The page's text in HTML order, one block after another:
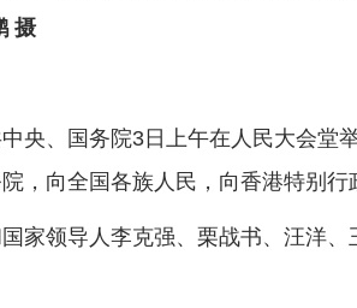
摄
、国务院3日上午在人民大会堂举
，向全国各族人民，向香港特别
领导人李克强、栗战书、汪洋、